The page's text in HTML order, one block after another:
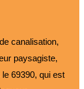
canalisation,
paysagiste,
69390, qui est